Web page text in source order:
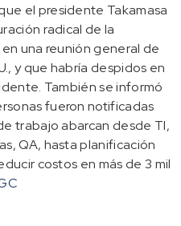
el presidente Takamasa
radical de la
una reunión general de
y que habría despidos en
También se informó
fueron notificadas
trabajo abarcan desde TI,
QA, hasta planificación
costos en más de 3 mil